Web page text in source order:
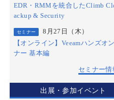
EDR・RMMを統合したClimb
ackup & Security
セミナー
8月27日（木）
【オンライン】Veeamハンズオ
ナー 基本編
セミナー情
出展・参加イベント